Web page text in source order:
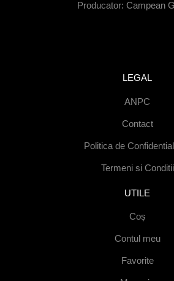
Producator: Campean
LEGAL
ANPC
Contact
Politica de
Termeni si Conditii
UTILE
Coș
Contul meu
Favorite